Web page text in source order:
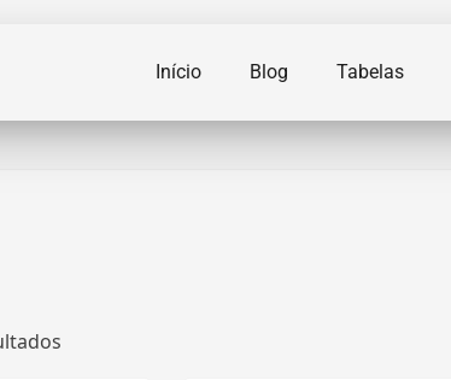
Início Blog Tabelas